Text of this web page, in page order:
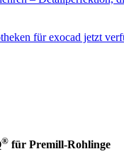
für exocad jetzt
® für Premill-Rohlinge